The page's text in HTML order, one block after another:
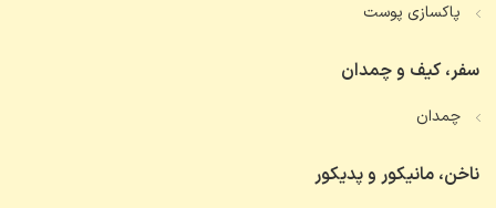
پاکسازی پوست
سفر، کیف و چمدان
چمدان
ناخن، مانیکور و پدیکور